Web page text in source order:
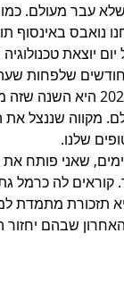
עבר מעולם.
באינסוף
יוצאת
חודשים שלפחות
בינה מלאכותית. לסדר את הברגים
מקווה שננצל את
שלנו.
שאני פותח
תזכורת מתמדת
שבהם יחזור